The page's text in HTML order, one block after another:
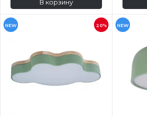
В корзину
NEW 20% NEW